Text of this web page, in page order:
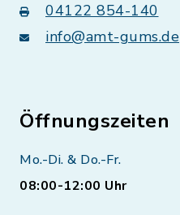
04122 854-140
info@amt-gums.de
Öffnungszeiten
Mo.-Di. & Do.-Fr.
08:00-12:00 Uhr